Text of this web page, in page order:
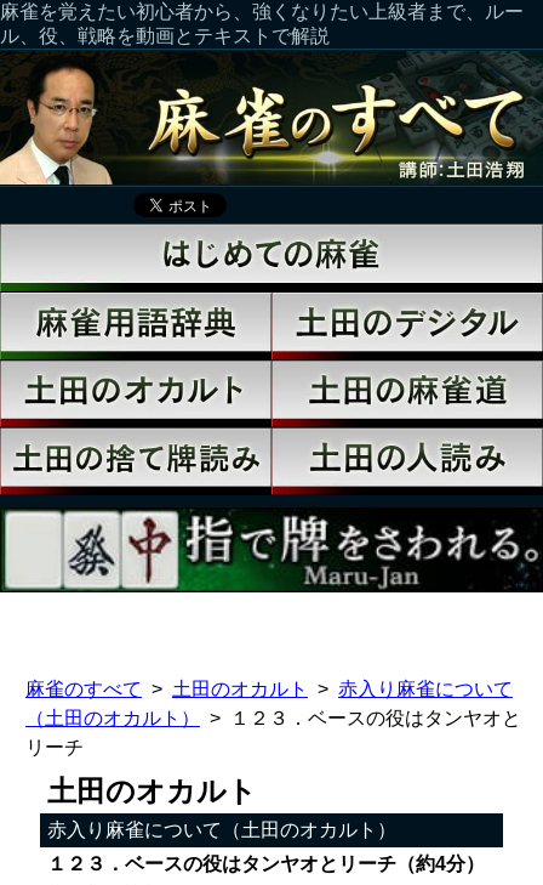
麻雀を覚えたい初心者から、強くなりたい上級者まで、ルー
ル、役、戦略を動画とテキストで解説
麻雀のすべて 土田のオカルト
赤入り麻雀について
（土田のオカルト）
１２３．ベースの役はタンヤオと
リーチ
土田のオカルト
赤入り麻雀について（土田のオカルト）
１２３．ベースの役はタンヤオとリーチ（約4分）